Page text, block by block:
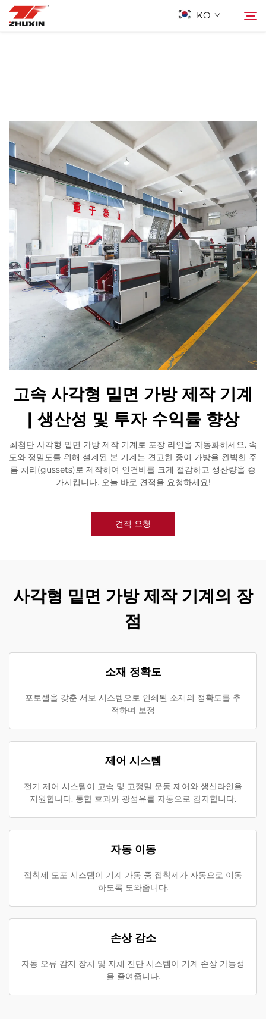
KO
회사
뉴스
자주 묻는 질문
고속 사각형 밑면 가방 제작 기계
| 생산성 및 투자 수익률 향상
최첨단 사각형 밑면 가방 제작 기계로 포장 라인을 자동화하세요. 속
도와 정밀도를 위해 설계된 본 기계는 견고한 종이 가방을 완벽한 주
름 처리(gussets)로 제작하여 인건비를 크게 절감하고 생산량을 증
가시킵니다. 오늘 바로 견적을 요청하세요!
견적 요청
사각형 밑면 가방 제작 기계의 장
점
소재 정확도
포토셀을 갖춘 서보 시스템으로 인쇄된 소재의 정확도를 추
적하며 보정
제어 시스템
전기 제어 시스템이 고속 및 고정밀 운동 제어와 생산라인을
지원합니다. 통합 효과와 광섬유를 자동으로 감지합니다.
자동 이동
접착제 도포 시스템이 기계 가동 중 접착제가 자동으로 이동
하도록 도와줍니다.
손상 감소
자동 오류 감지 장치 및 자체 진단 시스템이 기계 손상 가능성
을 줄여줍니다.